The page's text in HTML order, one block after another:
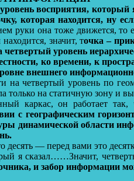
восприятия,
которая находится, ну
руки она тоже движется,
значит, точка –
четвертый уровень
ко времени, к
внешнего
на четвертый уровень по
только на статичную зону и
каркас, он работает так,
с географическим
динамической области
десять — перед вами это
я сказал……Значит,
и забор информации